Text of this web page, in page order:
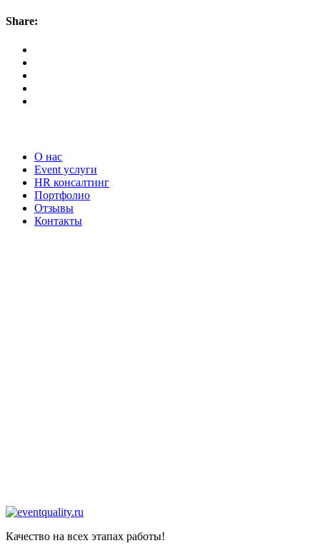
Share:
О нас
Event услуги
HR консалтинг
Портфолио
Отзывы
Контакты
Качество на всех этапах работы!